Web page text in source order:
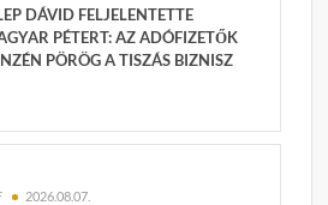
DÁVID FELJELENTETTE
PÉTERT: AZ ADÓFIZETŐK
PÖRÖG A TISZÁS BIZNISZ
2026.08.07.